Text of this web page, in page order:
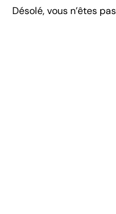
Désolé, vous n’êtes